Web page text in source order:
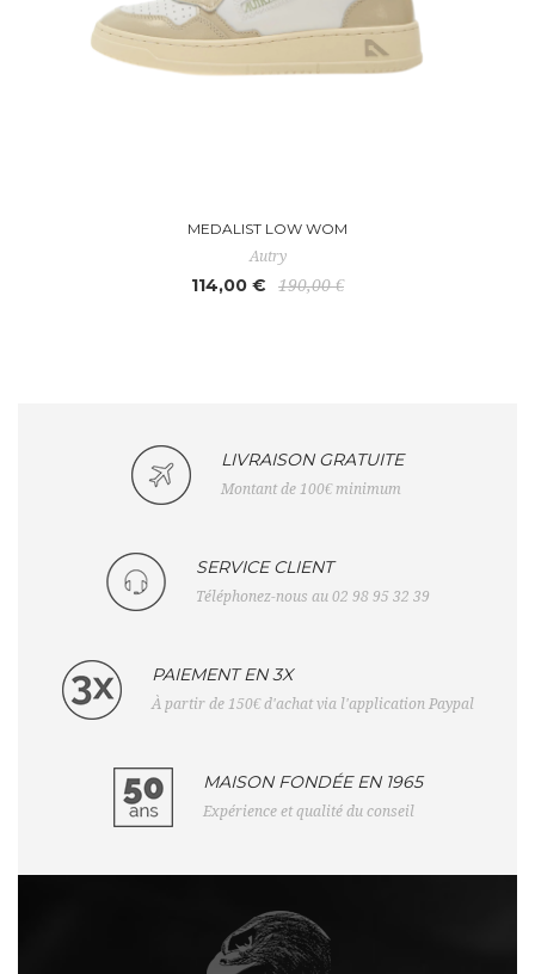
MEDALIST LOW WOM
Autry
114,00 € 190,00 €
LIVRAISON GRATUITE
Montant de 100€ minimum
SERVICE CLIENT
Téléphonez-nous au 02 98 95 32 39
PAIEMENT EN 3X
À partir de 150€ d'achat via l'application Paypal
MAISON FONDÉE EN 1965
Expérience et qualité du conseil